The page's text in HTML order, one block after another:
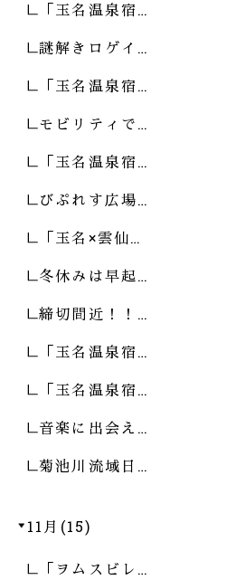
「玉名温泉宿…
謎解きロゲイ…
「玉名温泉宿…
モビリティで…
「玉名温泉宿…
びぷれす広場…
「玉名×雲仙…
冬休みは早起…
締切間近！！…
「玉名温泉宿…
「玉名温泉宿…
音楽に出会え…
菊池川流域日…
11月(15)
「ヲムスビレ…